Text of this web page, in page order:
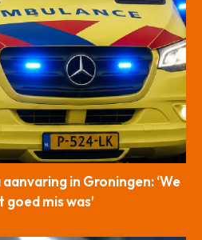
in Groningen: ‘We
mis was’